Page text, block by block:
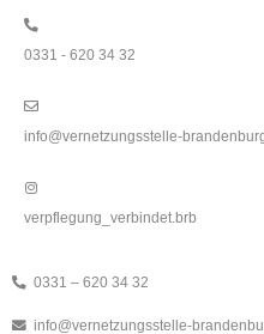
Inhalt
springen
0331 - 620 34 32
info@vernetzungsstelle-
verpflegung_verbindet.brb
0331 – 620 34 32
info@vernetzungsstelle-